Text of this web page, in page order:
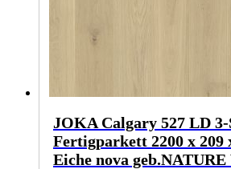
JOKA Calgary 527 LD
Fertigparkett 2200 x 209
Eiche nova geb.NATURE